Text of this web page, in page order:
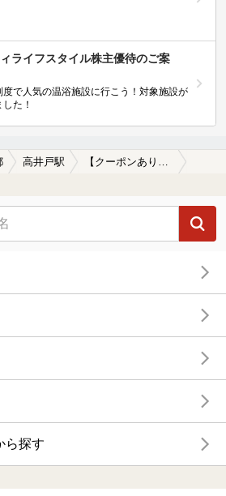
ィライフスタイル株主優待のご案
度で人気の温浴施設に行こう！対象施設が
た！
高井戸駅 【クーポンあり】深夜営業している高井戸駅近くの温泉、日帰り温泉、スーパー銭湯おすすめ
ら探す